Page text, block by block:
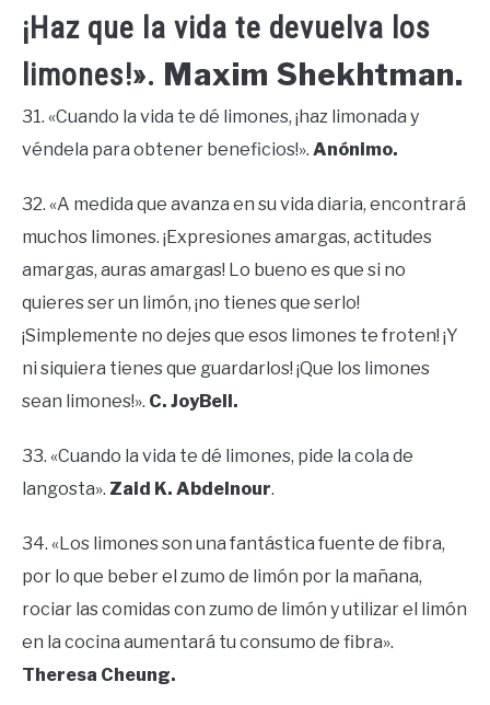
¡Haz que la vida te devuelva los
limones!». Maxim Shekhtman.
31. «Cuando la vida te dé limones, ¡haz limonada y
véndela para obtener beneficios!». Anónimo.
32. «A medida que avanza en su vida diaria, encontrará
muchos limones. ¡Expresiones amargas, actitudes
amargas, auras amargas! Lo bueno es que si no
quieres ser un limón, ¡no tienes que serlo!
¡Simplemente no dejes que esos limones te froten! ¡Y
ni siquiera tienes que guardarlos! ¡Que los limones
sean limones!». C. JoyBell.
33. «Cuando la vida te dé limones, pide la cola de
langosta». Zaid K. Abdelnour.
34. «Los limones son una fantástica fuente de fibra,
por lo que beber el zumo de limón por la mañana,
rociar las comidas con zumo de limón y utilizar el limón
en la cocina aumentará tu consumo de fibra».
Theresa Cheung.